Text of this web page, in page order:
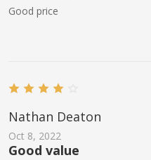
Good price
Nathan Deaton
Oct 8, 2022
Good value